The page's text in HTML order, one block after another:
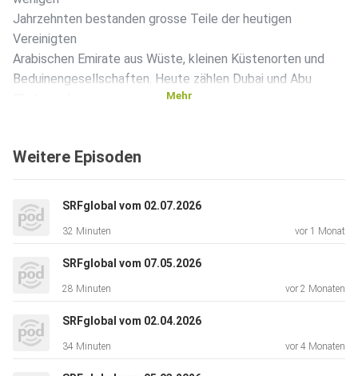
Jahrzehnten bestanden grosse Teile der heutigen
Vereinigten
Arabischen Emirate aus Wüste, kleinen Küstenorten und
Beduinengesellschaften. Heute zählen Dubai und Abu
Der Aufstieg der Emirate gilt als eine der schnellsten
dem Glanz der
Moderne verbirgt sich ein traditionell-autokratisches
System mit
dynastischen Machtstrukturen in einem fragilen regionalen
Gleichgewicht und mit prekären geopolitischen Allianzen.
die Emirate innert weniger Jahrzehnte zur Wirtschafts- und
Regionalmacht? Welche Rolle spielt Abu Dhabi heute im
Mehr
Weitere Episoden
SRFglobal vom 02.07.2026
32 Minuten vor 1 Monat
SRFglobal vom 07.05.2026
28 Minuten vor 2 Monaten
SRFglobal vom 02.04.2026
34 Minuten vor 4 Monaten